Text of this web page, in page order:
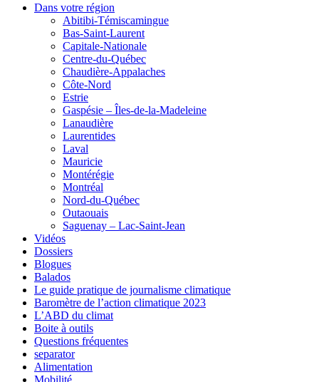
Dans votre région
Abitibi-Témiscamingue
Bas-Saint-Laurent
Capitale-Nationale
Centre-du-Québec
Chaudière-Appalaches
Côte-Nord
Estrie
Gaspésie – Îles-de-la-Madeleine
Lanaudière
Laurentides
Laval
Mauricie
Montérégie
Montréal
Nord-du-Québec
Outaouais
Saguenay – Lac-Saint-Jean
Vidéos
Dossiers
Blogues
Balados
Le guide pratique de journalisme climatique
Baromètre de l’action climatique 2023
L’ABD du climat
Boite à outils
Questions fréquentes
separator
Alimentation
Mobilité